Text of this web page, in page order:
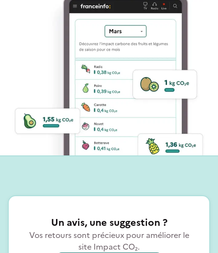
Un avis, une suggestion ?
Vos retours sont précieux pour améliorer le
site Impact CO₂.